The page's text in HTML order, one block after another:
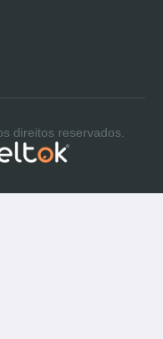
direitos reservados.